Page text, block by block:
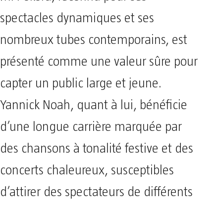
spectacles dynamiques et ses
nombreux tubes contemporains, est
présenté comme une valeur sûre pour
capter un public large et jeune.
Yannick Noah, quant à lui, bénéficie
d’une longue carrière marquée par
des chansons à tonalité festive et des
concerts chaleureux, susceptibles
d’attirer des spectateurs de différents